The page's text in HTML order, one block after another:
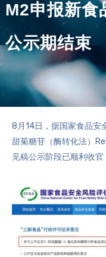
M2申报新食
公示期结束
8月14日，据国家食品安
甜菊糖苷（酶转化法）
见稿公示阶段已顺利收